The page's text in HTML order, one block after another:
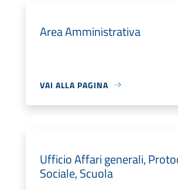
Area Amministrativa
VAI ALLA PAGINA
Ufficio Affari generali,
Sociale, Scuola